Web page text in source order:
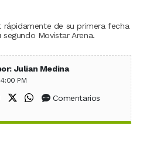
de su primera fecha
Movistar Arena.
Julian Medina
PM
en Facebook
Compartir en X (Twitter)
Compartir en WhatsApp
Comentarios